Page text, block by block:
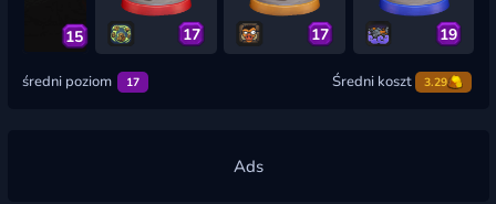
15 17 17 19
średni poziom 17 Średni koszt 3.29